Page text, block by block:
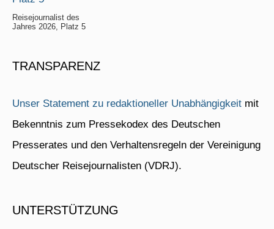
Reisejournalist des
Jahres 2026, Platz 5
TRANSPARENZ
Unser Statement zu redaktioneller Unabhängigkeit mit
Bekenntnis zum Pressekodex des Deutschen
Presserates und den Verhaltensregeln der Vereinigung
Deutscher Reisejournalisten (VDRJ).
UNTERSTÜTZUNG